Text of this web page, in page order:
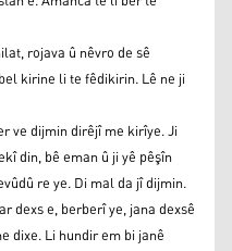
rojava û nêvro de sê
kirine li te fêdikirin. Lê ne ji
ve dijmin dirêjî me kirîye. Ji
din, bê eman û ji yê pêşîn
re ye. Di mal da jî dijmin.
dexs e, berberî ye, jana dexsê
dixe. Li hundir em bi janê